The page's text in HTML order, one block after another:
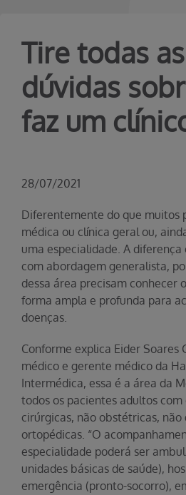
Tire todas
dúvidas
faz um
28/07/2021
Diferentemente do que muitos
médica ou clínica geral ou,
uma especialidade. A
com abordagem generalista,
dessa área precisam conhecer
forma ampla e profunda para
doenças.
Conforme explica Eider Soares
médico e gerente médico da
Intermédica, essa é a área da
todos os pacientes adultos com
cirúrgicas, não obstétricas, não
ortopédicas. “O
especialidade poderá ser
unidades básicas de saúde),
emergência (pronto-socorro),